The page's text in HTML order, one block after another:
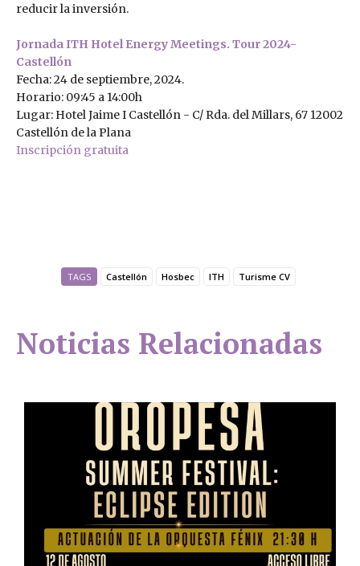
reducir la inversión.
Jornada ITH Hotel Energy Meetings. Tour 2024-
Castellón
Fecha: 24 de septiembre, 2024.
Horario: 09:45 a 14:00h
Lugar: Hotel Jaime I Castellón - C/ Rda. del Millars, 67 12002
Castellón de la Plana
Inscripción gratuita
TAGS Castellón Hosbec ITH Turisme CV
Noticias Relacionadas